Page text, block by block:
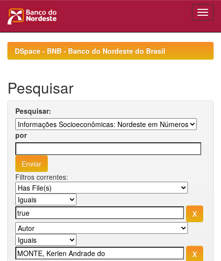
navigationDSpace - BNB - Banco do Nordeste do Brasil
Pesquisar
Pesquisar:
por
Filtros correntes: